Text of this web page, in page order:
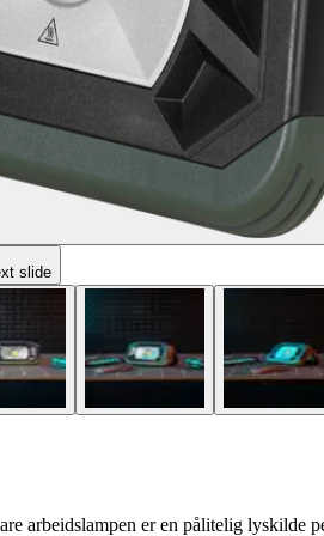
slide
arbeidslampen er en pålitelig lyskilde